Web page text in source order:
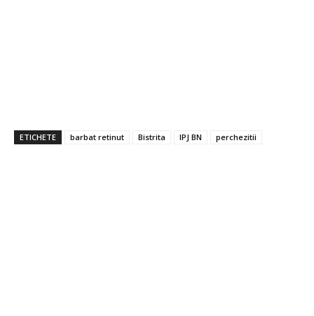
ETICHETE barbat retinut Bistrita IPJ BN perchezitii